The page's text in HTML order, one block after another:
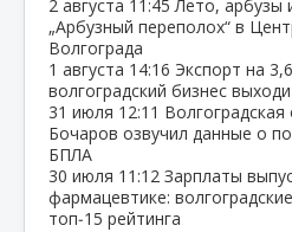
2 августа 11:45 Лето, арбузы
„Арбузный переполох“ в
Волгограда
1 августа 14:16 Экспорт на
волгоградский бизнес
31 июля 12:11
Бочаров озвучил данные о
БПЛА
30 июля 11:12 Зарплаты
фармацевтике:
топ‑15 рейтинга